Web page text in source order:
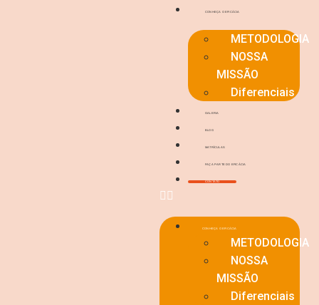
CONHEÇA O EFICÁCIA
METODOLOGIA
NOSSA
MISSÃO
Diferenciais
GALERIA
BLOG
MATRÍCULAS
FAÇA PARTE DO EFICÁCIA
CONTATO
CONHEÇA O EFICÁCIA
METODOLOGIA
NOSSA
MISSÃO
Diferenciais